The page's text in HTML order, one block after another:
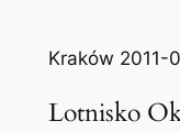
Kraków 2011-
Lotnisko